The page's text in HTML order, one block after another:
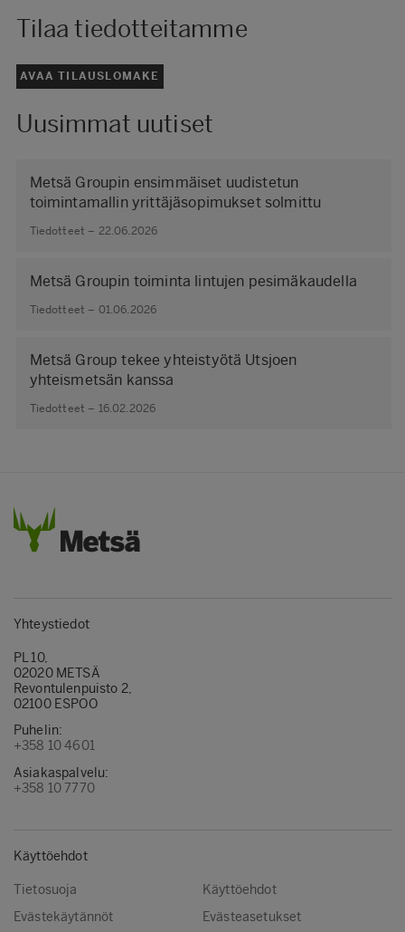
Tilaa tiedotteitamme
AVAA TILAUSLOMAKE
Uusimmat uutiset
Metsä Groupin ensimmäiset uudistetun
toimintamallin yrittäjäsopimukset solmittu
Tiedotteet – 22.06.2026
Metsä Groupin toiminta lintujen pesimäkaudella
Tiedotteet – 01.06.2026
Metsä Group tekee yhteistyötä Utsjoen
yhteismetsän kanssa
Tiedotteet – 16.02.2026
Yhteystiedot
PL 10,
02020 METSÄ
Revontulenpuisto 2,
02100 ESPOO
Puhelin:
+358 10 4601
Asiakaspalvelu:
+358 10 7770
Käyttöehdot
Tietosuoja
Käyttöehdot
Evästekäytännöt
Evästeasetukset